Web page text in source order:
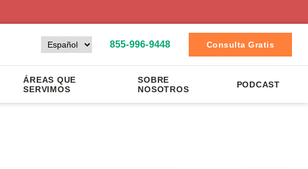
855-996-9448 Consulta Gratis
ÁREAS QUE
SERVIMOS
SOBRE
NOSOTROS
PODCAST